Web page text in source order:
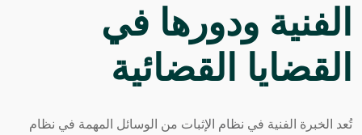
الفنية ودورها في
القضايا القضائية
تُعد الخبرة الفنية في نظام الإثبات من الوسائل المهمة في نظام